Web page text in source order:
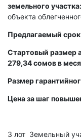
земельного
объекта
Предлагаемый
Стартовый размер
279,34 сомов в
Размер
Цена за шаг
3 лот Земельный